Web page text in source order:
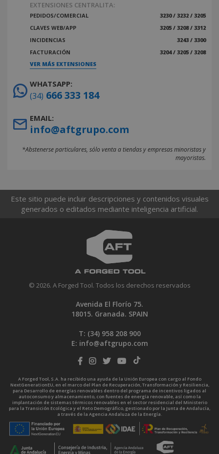
EXTENSIONES CENTRALITA:
PEDIDOS/COMERCIAL
3230 / 3232 / 3205
CLAVES WEB/APP
3205 / 3208 / 3312
INCIDENCIAS
3243 / 3300
FACTURACIÓN
3204 / 3205 / 3208
VER MÁS EXTENSIONES
WHATSAPP:
(34) 666 333 184
EMAIL:
info@aftgrupo.com
*Abstenerse particulares, sólo venta a tiendas y empresas minoristas y
mayoristas.
Este sitio puede incluir descripciones y contenidos visuales
generados o editados mediante inteligencia artificial.
© 2026. A Forged Tool. Todos los derechos reservados
Avenida El Florío 75.
18015. Granada. SPAIN
T: (34) 958 208 900
E: info@aftgrupo.com
A Forged Tool, S.A. ha recibido una ayuda de la Unión Europea con cargo al Fondo
NextGenerationEU, en el marco del Plan de Recuperación, Transformación y Resiliencia,
para Desarrollo de energías renovables dentro del programa de incentivos ligados al
autoconsumo y almacenamiento, con fuentes de energía renovable, así como la
implantación de sistemas térmicos renovables en el sector residencial del Ministerio
para la Transición Ecológica y el Reto Demográfico, gestionado por la Junta de Andalucía,
a través de la Agencia Andaluza de la Energía.